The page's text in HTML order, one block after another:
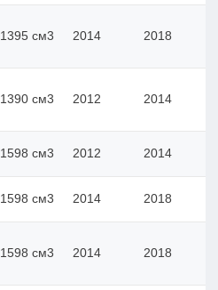
1395 см3 2014 2018
1390 см3 2012 2014
1598 см3 2012 2014
1598 см3 2014 2018
1598 см3 2014 2018